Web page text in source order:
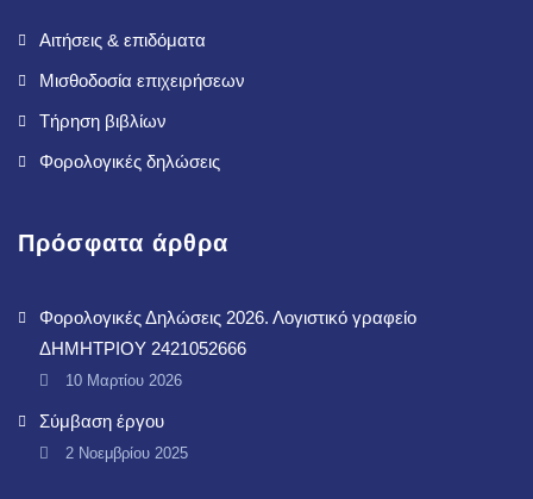
Αιτήσεις & επιδόματα
Μισθοδοσία επιχειρήσεων
Τήρηση βιβλίων
Φορολογικές δηλώσεις
Πρόσφατα άρθρα
Φορολογικές Δηλώσεις 2026. Λογιστικό γραφείο
ΔΗΜΗΤΡΙΟΥ 2421052666
10 Μαρτίου 2026
Σύμβαση έργου
2 Νοεμβρίου 2025